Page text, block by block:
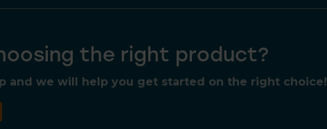
the right product?
and we will help you get started on the right choice!